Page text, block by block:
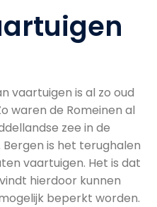
vaartuigen is al zo oud
waren de Romeinen al
zee in de
is het terughalen
vaartuigen. Het is dat
hierdoor kunnen
beperkt worden.